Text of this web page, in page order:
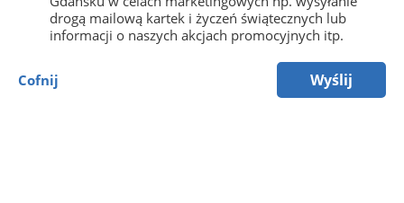
drogą mailową kartek i życzeń świątecznych lub
informacji o naszych akcjach promocyjnych itp.
Cofnij Wyślij